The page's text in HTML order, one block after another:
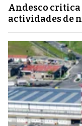
Andesco
actividades de